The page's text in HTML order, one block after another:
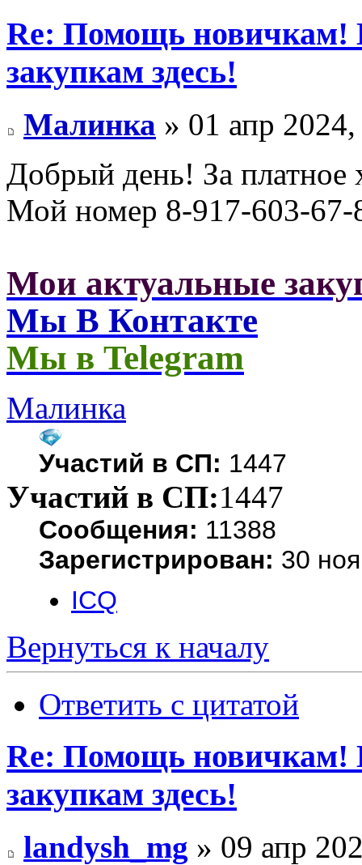
Re: Помощь новичкам!
закупкам здесь!
Малинка » 01 апр
Добрый день! За платное
Мой номер 8-917-603-67-
Мои актуальные
Мы В Контакте
Мы в Telegram
Малинка
Участий в СП: 1447
Участий в СП:1447
Сообщения: 11388
Зарегистрирован: 30
ICQ
Вернуться к началу
Ответить с цитатой
Re: Помощь новичкам!
закупкам здесь!
landysh_mg » 09 апр